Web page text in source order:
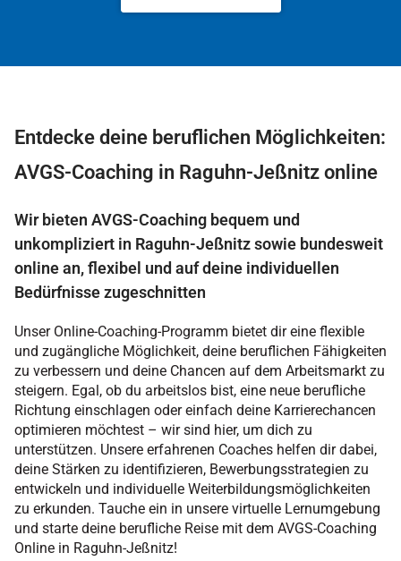
Entdecke deine beruflichen Möglichkeiten:
AVGS-Coaching in Raguhn-Jeßnitz online
Wir bieten AVGS-Coaching bequem und
unkompliziert in Raguhn-Jeßnitz sowie bundesweit
online an, flexibel und auf deine individuellen
Bedürfnisse zugeschnitten
Unser Online-Coaching-Programm bietet dir eine flexible
und zugängliche Möglichkeit, deine beruflichen Fähigkeiten
zu verbessern und deine Chancen auf dem Arbeitsmarkt zu
steigern. Egal, ob du arbeitslos bist, eine neue berufliche
Richtung einschlagen oder einfach deine Karrierechancen
optimieren möchtest – wir sind hier, um dich zu
unterstützen. Unsere erfahrenen Coaches helfen dir dabei,
deine Stärken zu identifizieren, Bewerbungsstrategien zu
entwickeln und individuelle Weiterbildungsmöglichkeiten
zu erkunden. Tauche ein in unsere virtuelle Lernumgebung
und starte deine berufliche Reise mit dem AVGS-Coaching
Online in Raguhn-Jeßnitz!